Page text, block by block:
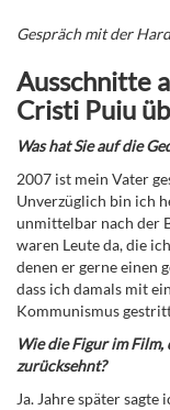
Gespräch mit der
Ausschnitte
Cristi Puiu
Was hat Sie auf die
2007 ist mein Vater
Unverzüglich bin ich
unmittelbar nach der
waren Leute da, die
denen er gerne einen
dass ich damals mit
Kommunismus
Wie die Figur im Film,
zurücksehnt?
Ja. Jahre später